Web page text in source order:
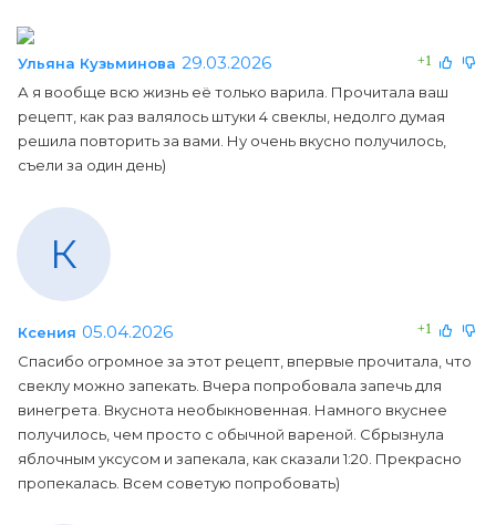
+1
Ульяна Кузьминова 29.03.2026
А я вообще всю жизнь её только варила. Прочитала ваш
рецепт, как раз валялось штуки 4 свеклы, недолго думая
решила повторить за вами. Ну очень вкусно получилось,
съели за один день)
К
+1
Ксения 05.04.2026
Спасибо огромное за этот рецепт, впервые прочитала, что
свеклу можно запекать. Вчера попробовала запечь для
винегрета. Вкуснота необыкновенная. Намного вкуснее
получилось, чем просто с обычной вареной. Сбрызнула
яблочным уксусом и запекала, как сказали 1:20. Прекрасно
пропекалась. Всем советую попробовать)